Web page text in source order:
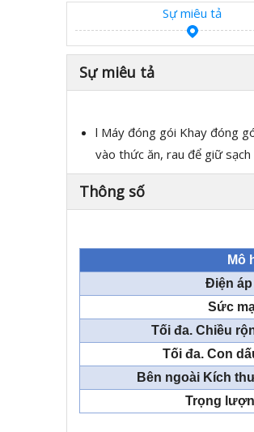
Sự miêu tả
Sự miêu tả
l Máy đóng gói Khay đóng
vào thức ăn, rau để giữ
Thông số
Mô
Điện áp
Sức
Tối đa. Chiều
Tối đa. Con
Bên ngoài Kích
Trọng